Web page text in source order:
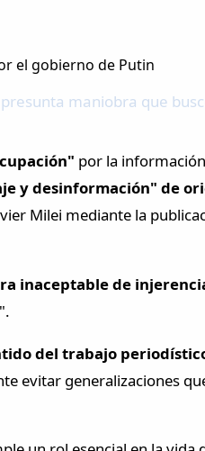
maniobra que
por la
y desinformación" de
Milei mediante la
inaceptable de
".
del trabajo
evitar generalizaciones